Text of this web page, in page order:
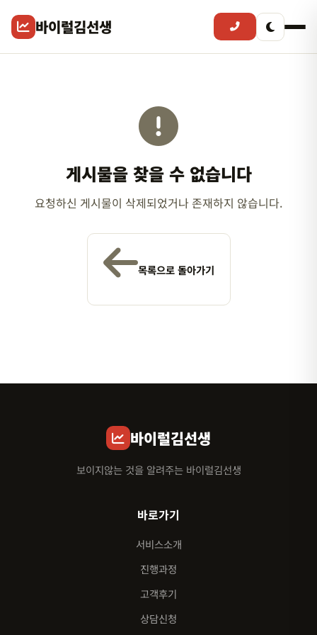
바이럴김선생
게시물을 찾을 수 없습니다
요청하신 게시물이 삭제되었거나 존재하지 않습니다.
목록으로 돌아가기
바이럴김선생
보이지않는 것을 알려주는 바이럴김선생
바로가기
서비스소개
진행과정
고객후기
상담신청